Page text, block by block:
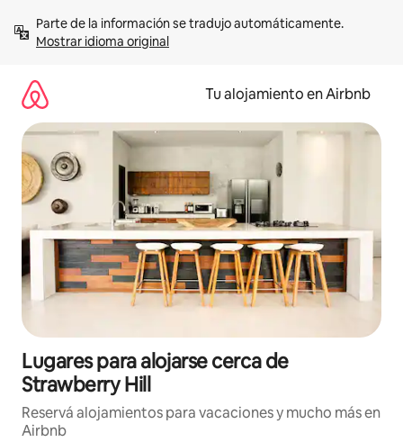
contenidoMostrar idioma original
Tu alojamiento en Airbnb
Lugares para alojarse cerca de
Strawberry Hill
Reservá alojamientos para vacaciones y mucho más en
Airbnb